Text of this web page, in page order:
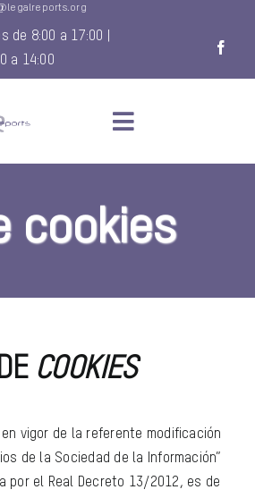
de 8:00 a 17:00 |
a 14:00
Toggle
Navigation
QUIENES SOMOS
SERVICIOS
NOVEDADES
CONTACTO
cookies
COOKIES
vigor de la referente modificación
de la Sociedad de la Información”
por el Real Decreto 13/2012, es de